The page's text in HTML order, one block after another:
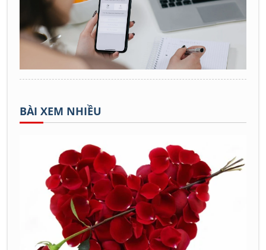
BÀI XEM NHIỀU